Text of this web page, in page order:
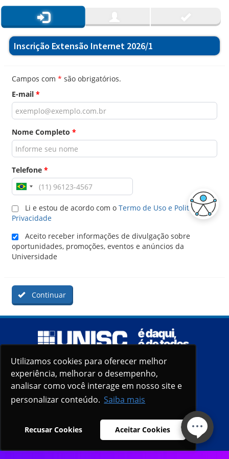
Utilizamos cookies para oferecer melhor
experiência, melhorar o desempenho,
analisar como você interage em nosso site e
personalizar conteúdo. Saiba mais
Recusar Cookies Aceitar Cookies
Utilizamos cookies para oferecer melhor
experiência, melhorar o desempenho,
analisar como você interage em nosso site e
personalizar conteúdo. Saiba mais
Recusar Cookies Aceitar Cookies
Inscrição Extensão Internet 2026/1
Campos com * são obrigatórios.
E-mail *
Nome Completo *
Telefone *
Li e estou de acordo com o Termo de Uso e Politica de
Privacidade
Aceito receber informações de divulgação sobre
oportunidades, promoções, eventos e anúncios da
Universidade
Continuar